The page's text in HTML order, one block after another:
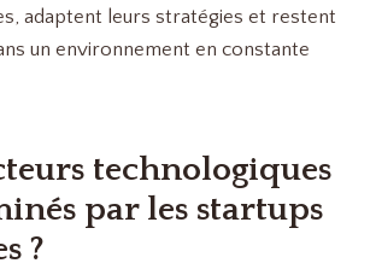
adaptent leurs stratégies et restent
un environnement en constante
technologiques
par les startups
?